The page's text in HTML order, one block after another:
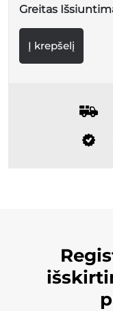
Greitas
Į krepšelį